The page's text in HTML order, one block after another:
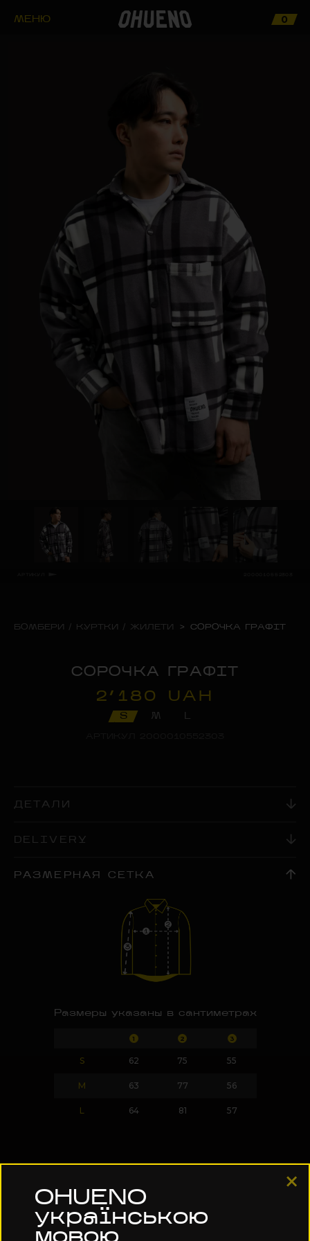
МЕНЮ 0
БОМБЕРИ / КУРТКИ / ЖИЛЕТИ > СОРОЧКА ГРАФІТ
СОРОЧКА ГРАФІТ
2’180 UAH
ДЕТАЛИ
DELIVERY
РАЗМЕРНАЯ СЕТКА
Размеры указаны в сантиметрах
1 2 3
S 62 75 55
M 63 77 56
L 64 81 57
S M L
OHUENO
українською
мовою